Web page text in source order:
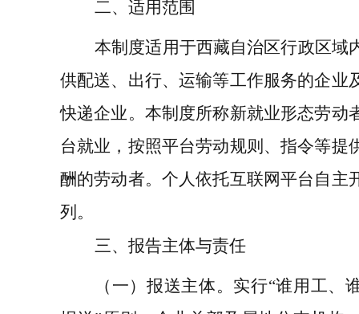
二、适用范围
本制度适用于西藏自治区行政区域
供配送、出行、运输等工作服务的企业
快递企业。本制度所称新就业形态劳动
台就业，按照平台劳动规则、指令等提
酬的劳动者。个人依托互联网平台自主
列。
三、报告主体与责任
（一）报送主体。实行“谁用工、